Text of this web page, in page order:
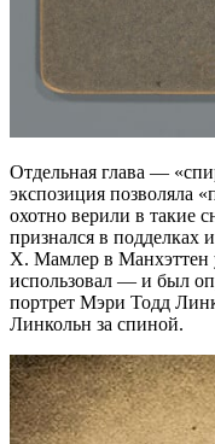
Отдельная глава —
экспозиция позволяла
охотно верили в такие
признался в подделках
Х. Мамлер в Манхэттен
использовал — и был
портрет Мэри Тодд
Линкольн за спиной.